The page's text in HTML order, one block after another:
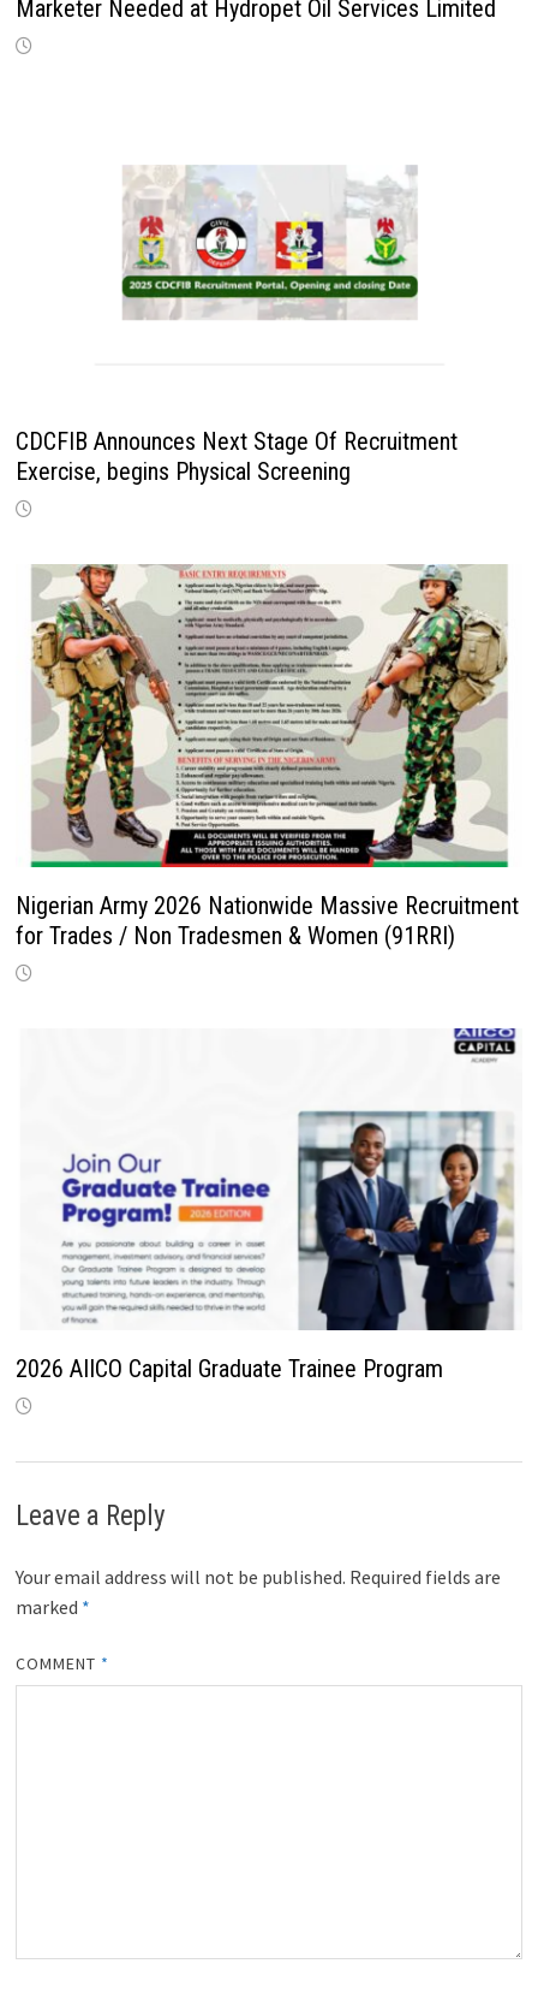
Marketer Needed at Hydropet Oil Services Limited
CDCFIB Announces Next Stage Of Recruitment
Exercise, begins Physical Screening
Nigerian Army 2026 Nationwide Massive Recruitment
for Trades / Non Tradesmen & Women (91RRI)
2026 AIICO Capital Graduate Trainee Program
Leave a Reply
Your email address will not be published. Required fields are
marked *
COMMENT *